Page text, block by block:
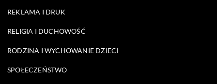
REKLAMA I DRUK
RELIGIA I DUCHOWOŚĆ
RODZINA I WYCHOWANIE DZIECI
SPOŁECZEŃSTWO